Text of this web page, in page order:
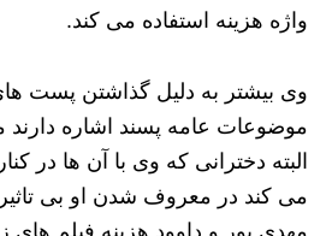
واژه هزینه استفاده می ‌کند.
وی بیشتر به دلیل گذاشتن پست
موضوعات عامه پسند اشاره
البته دخترانی که وی با آن ها در
می کند در معروف شدن او بی